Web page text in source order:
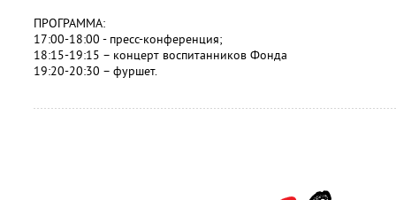
ПРОГРАММА:
17:00-18:00 - пресс-конференция;
18:15-19:15 – концерт воспитанников Фонда
19:20-20:30 – фуршет.